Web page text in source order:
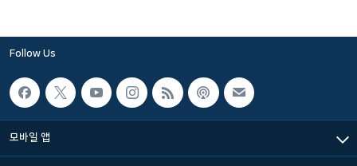
Follow Us
모바일 앱